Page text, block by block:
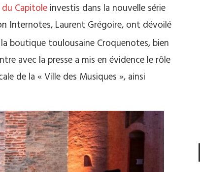
Capitole investis dans la nouvelle série
Internotes, Laurent Grégoire, ont dévoilé
boutique toulousaine Croquenotes, bien
avec la presse a mis en évidence le rôle
de la « Ville des Musiques », ainsi